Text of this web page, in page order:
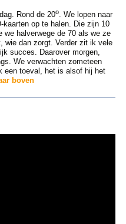
Rond de 20o. We lopen naar
kaarten op te halen. Die zijn 10
we halverwege de 70 als we ze
wie dan zorgt. Verder zit ik vele
succes. Daarover morgen,
We verwachten zometeen
een toeval, het is alsof hij het
boven